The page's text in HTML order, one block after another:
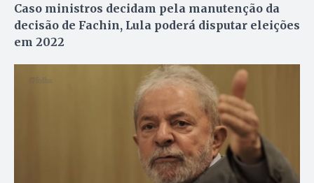
Caso ministros decidam pela manutenção da
decisão de Fachin, Lula poderá disputar eleições
em 2022